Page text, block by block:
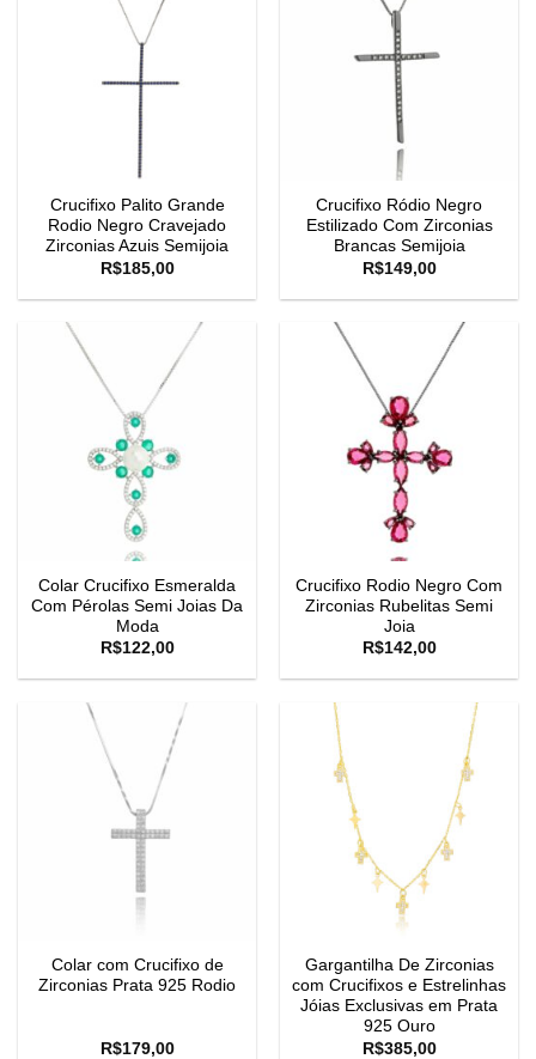
Crucifixo Palito Grande
Rodio Negro Cravejado
Zirconias Azuis Semijoia
R$185,00
Crucifixo Ródio Negro
Estilizado Com Zirconias
Brancas Semijoia
R$149,00
Colar Crucifixo Esmeralda
Com Pérolas Semi Joias Da
Moda
R$122,00
Crucifixo Rodio Negro Com
Zirconias Rubelitas Semi
Joia
R$142,00
Colar com Crucifixo de
Zirconias Prata 925 Rodio
R$179,00
Gargantilha De Zirconias
com Crucifixos e Estrelinhas
Jóias Exclusivas em Prata
925 Ouro
R$385,00